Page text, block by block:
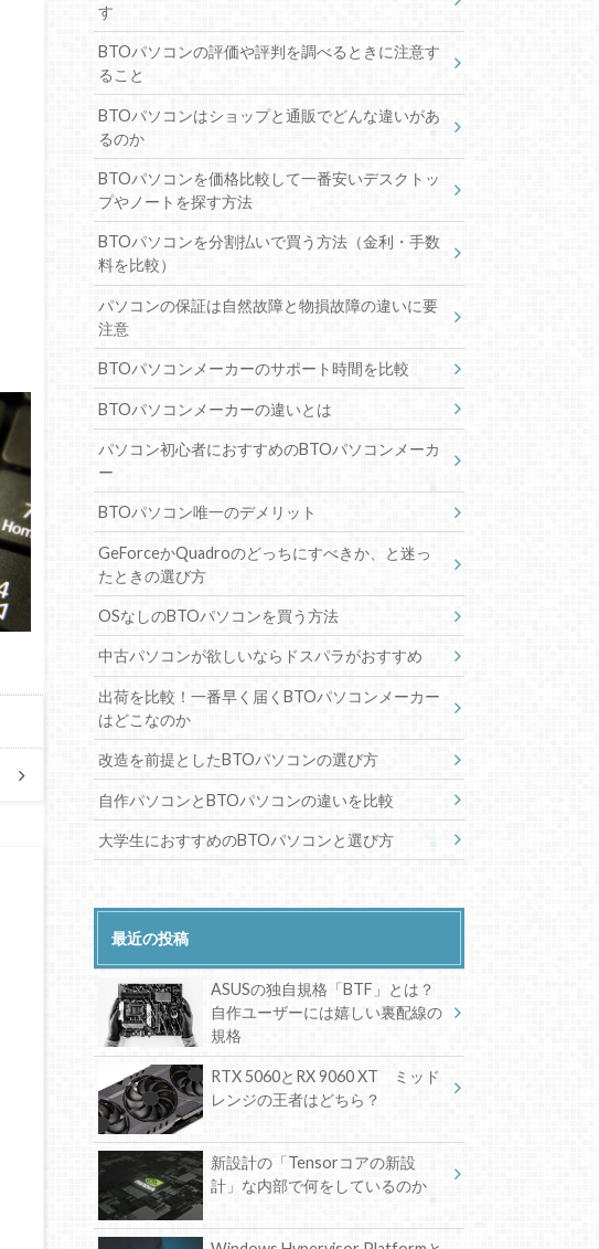
す
BTOパソコンの評価や評判を調べるときに注意す
ること
BTOパソコンはショップと通販でどんな違いがあ
るのか
BTOパソコンを価格比較して一番安いデスクトッ
プやノートを探す方法
BTOパソコンを分割払いで買う方法（金利・手数
料を比較）
パソコンの保証は自然故障と物損故障の違いに要
注意
BTOパソコンメーカーのサポート時間を比較
BTOパソコンメーカーの違いとは
パソコン初心者におすすめのBTOパソコンメーカ
ー
BTOパソコン唯一のデメリット
GeForceかQuadroのどっちにすべきか、と迷っ
たときの選び方
OSなしのBTOパソコンを買う方法
中古パソコンが欲しいならドスパラがおすすめ
出荷を比較！一番早く届くBTOパソコンメーカー
はどこなのか
改造を前提としたBTOパソコンの選び方
自作パソコンとBTOパソコンの違いを比較
大学生におすすめのBTOパソコンと選び方
最近の投稿
ASUSの独自規格「BTF」とは？
自作ユーザーには嬉しい裏配線の
規格
RTX 5060とRX 9060 XT ミッド
レンジの王者はどちら？
新設計の「Tensorコアの新設
計」な内部で何をしているのか